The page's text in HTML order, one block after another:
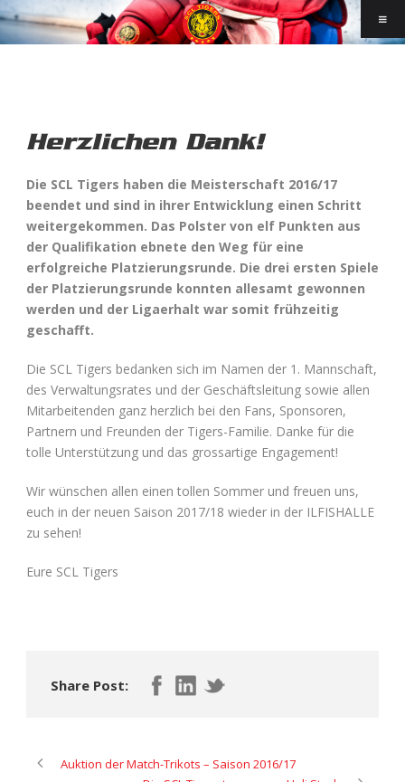
Herzlichen Dank!
Die SCL Tigers haben die Meisterschaft 2016/17
beendet und sind in ihrer Entwicklung einen Schritt
weitergekommen. Das Polster von elf Punkten aus
der Qualifikation ebnete den Weg für eine
erfolgreiche Platzierungsrunde. Die drei ersten Spiele
der Platzierungsrunde konnten allesamt gewonnen
werden und der Ligaerhalt war somit frühzeitig
geschafft.
Die SCL Tigers bedanken sich im Namen der 1. Mannschaft,
des Verwaltungsrates und der Geschäftsleitung sowie allen
Mitarbeitenden ganz herzlich bei den Fans, Sponsoren,
Partnern und Freunden der Tigers-Familie. Danke für die
tolle Unterstützung und das grossartige Engagement!
Wir wünschen allen einen tollen Sommer und freuen uns,
euch in der neuen Saison 2017/18 wieder in der ILFISHALLE
zu sehen!
Eure SCL Tigers
Share Post:
Auktion der Match-Trikots – Saison 2016/17